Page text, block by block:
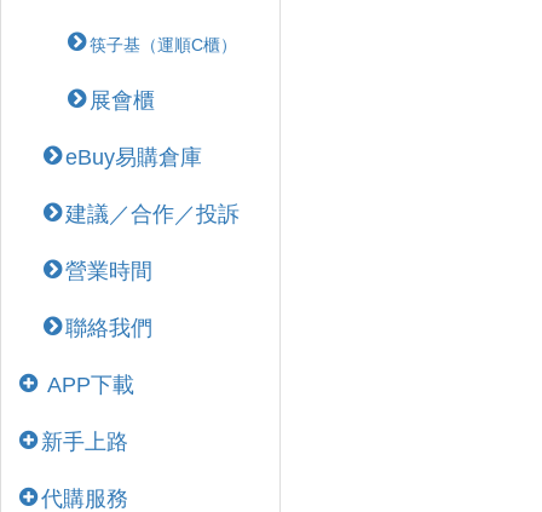
筷子基（運順C櫃）
展會櫃
eBuy易購倉庫
建議／合作／投訴
營業時間
聯絡我們
APP下載
新手上路
代購服務